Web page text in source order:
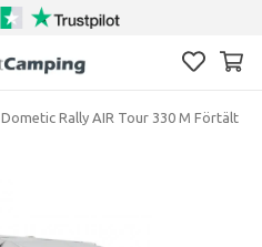
Dometic Rally AIR Tour 330 M Förtält